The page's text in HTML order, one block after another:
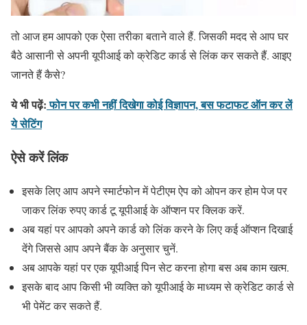
तो आज हम आपको एक ऐसा तरीका बताने वाले हैं. जिसकी मदद से आप घर
बैठे आसानी से अपनी यूपीआई को क्रेडिट कार्ड से लिंक कर सकते हैं. आइए
जानते हैं कैसे?
ये भी पढ़ें:फोन पर कभी नहीं दिखेगा कोई विज्ञापन, बस फटाफट ऑन कर लें
ये सेटिंग
ऐसे करें लिंक
इसके लिए आप अपने स्मार्टफोन में पेटीएम ऐप को ओपन कर होम पेज पर
जाकर लिंक रुपए कार्ड टू यूपीआई के ऑप्शन पर क्लिक करें.
अब यहां पर आपको अपने कार्ड को लिंक करने के लिए कई ऑप्शन दिखाई
देंगे जिससे आप अपने बैंक के अनुसार चुनें.
अब आपके यहां पर एक यूपीआई पिन सेट करना होगा बस अब काम खत्म.
इसके बाद आप किसी भी व्यक्ति को यूपीआई के माध्यम से क्रेडिट कार्ड से
भी पेमेंट कर सकते हैं.